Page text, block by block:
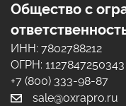
Общество с
ИНН: 7802788212
ОГРН: 1127847250343
+7 (800) 333-98-87
sale@oxrapro.ru